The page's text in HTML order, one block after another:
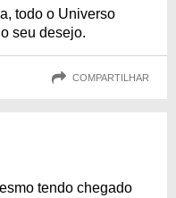
todo o Universo
seu desejo.
COMPARTILHAR
tendo chegado